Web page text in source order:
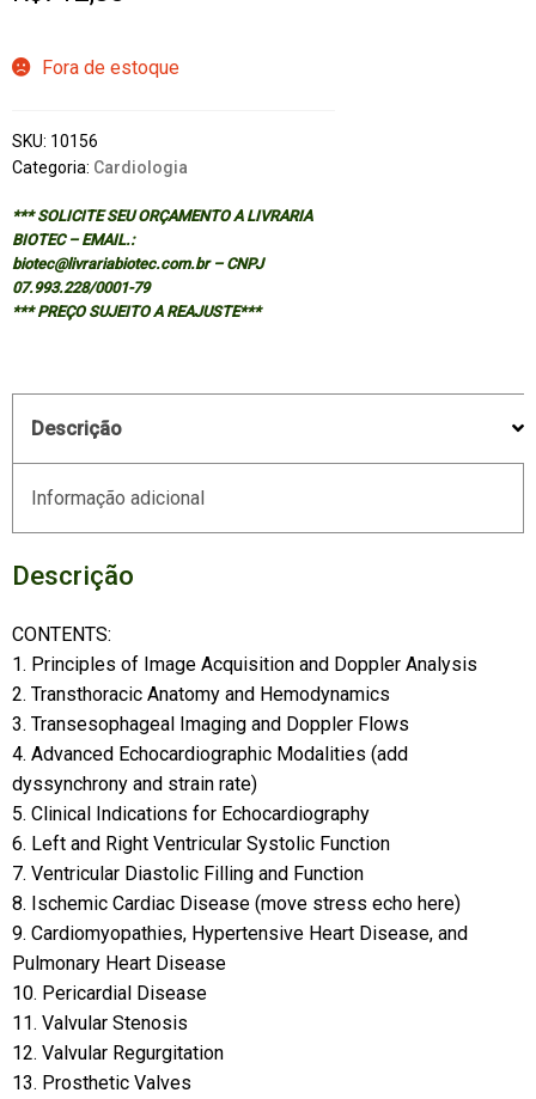
Fora de estoque
SKU: 10156
Categoria: Cardiologia
*** SOLICITE SEU ORÇAMENTO A LIVRARIA
BIOTEC – EMAIL.:
biotec@livrariabiotec.com.br – CNPJ
07.993.228/0001-79
*** PREÇO SUJEITO A REAJUSTE***
Descrição
Informação adicional
Descrição
CONTENTS:
1. Principles of Image Acquisition and Doppler Analysis
2. Transthoracic Anatomy and Hemodynamics
3. Transesophageal Imaging and Doppler Flows
4. Advanced Echocardiographic Modalities (add
dyssynchrony and strain rate)
5. Clinical Indications for Echocardiography
6. Left and Right Ventricular Systolic Function
7. Ventricular Diastolic Filling and Function
8. Ischemic Cardiac Disease (move stress echo here)
9. Cardiomyopathies, Hypertensive Heart Disease, and
Pulmonary Heart Disease
10. Pericardial Disease
11. Valvular Stenosis
12. Valvular Regurgitation
13. Prosthetic Valves